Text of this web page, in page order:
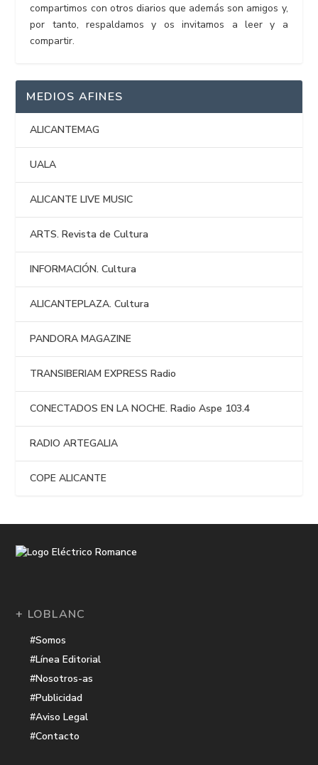
compartimos con otros diarios que además son amigos y,
por tanto, respaldamos y os invitamos a leer y a
compartir.
MEDIOS AFINES
ALICANTEMAG
UALA
ALICANTE LIVE MUSIC
ARTS. Revista de Cultura
INFORMACIÓN. Cultura
ALICANTEPLAZA. Cultura
PANDORA MAGAZINE
TRANSIBERIAM EXPRESS Radio
CONECTADOS EN LA NOCHE. Radio Aspe 103.4
RADIO ARTEGALIA
COPE ALICANTE
+ LOBLANC
#Somos
#Línea Editorial
#Nosotros-as
#Publicidad
#Aviso Legal
#Contacto